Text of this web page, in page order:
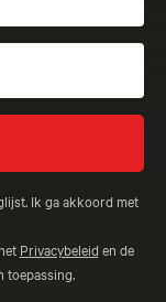
Ik ga akkoord met
Privacybeleid en de
toepassing.